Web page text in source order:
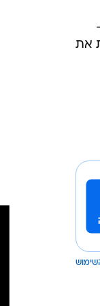
את